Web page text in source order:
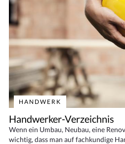
HANDWERK
Handwerker-Verzeichnis
Wenn ein Umbau, Neubau, eine
wichtig, dass man auf fachkundige